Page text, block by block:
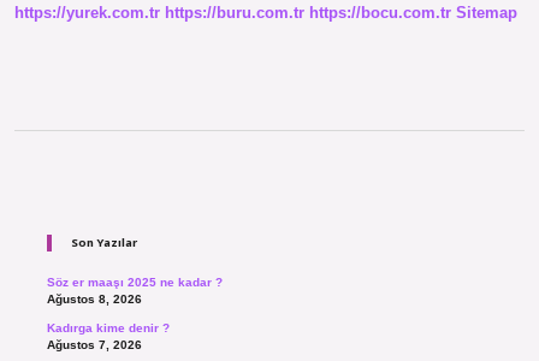
Edilir
https://yurek.com.tr https://buru.com.tr https://bocu.com.tr Sitemap
Son Yazılar
Söz er maaşı 2025 ne kadar ?
Ağustos 8, 2026
Kadırga kime denir ?
Ağustos 7, 2026